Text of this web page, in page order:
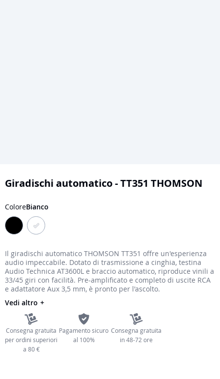
all'inizio
galleria
di
immagini
Giradischi automatico - TT351 THOMSON
ColoreBianco
Il giradischi automatico THOMSON TT351 offre un'esperienza
audio impeccabile. Dotato di trasmissione a cinghia, testina
Audio Technica AT3600L e braccio automatico, riproduce vinili a
33/45 giri con facilità. Pre-amplificato e completo di uscite RCA
e adattatore Aux 3,5 mm, è pronto per l'ascolto.
Vedi altro
Consegna gratuita
per ordini superiori
a 80 €
Pagamento sicuro
al 100%
Consegna gratuita
in 48-72 ore